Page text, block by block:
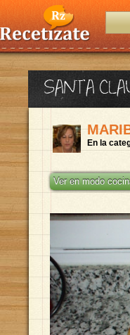
SANTA
En la
Ver en modo